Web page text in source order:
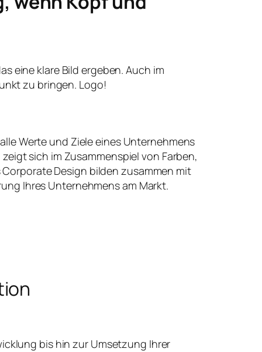
eine klare Bild ergeben. Auch im
zu bringen. Logo!
Werte und Ziele eines Unternehmens
sich im Zusammenspiel von Farben,
Design bilden zusammen mit
Ihres Unternehmens am Markt.
bis hin zur Umsetzung Ihrer